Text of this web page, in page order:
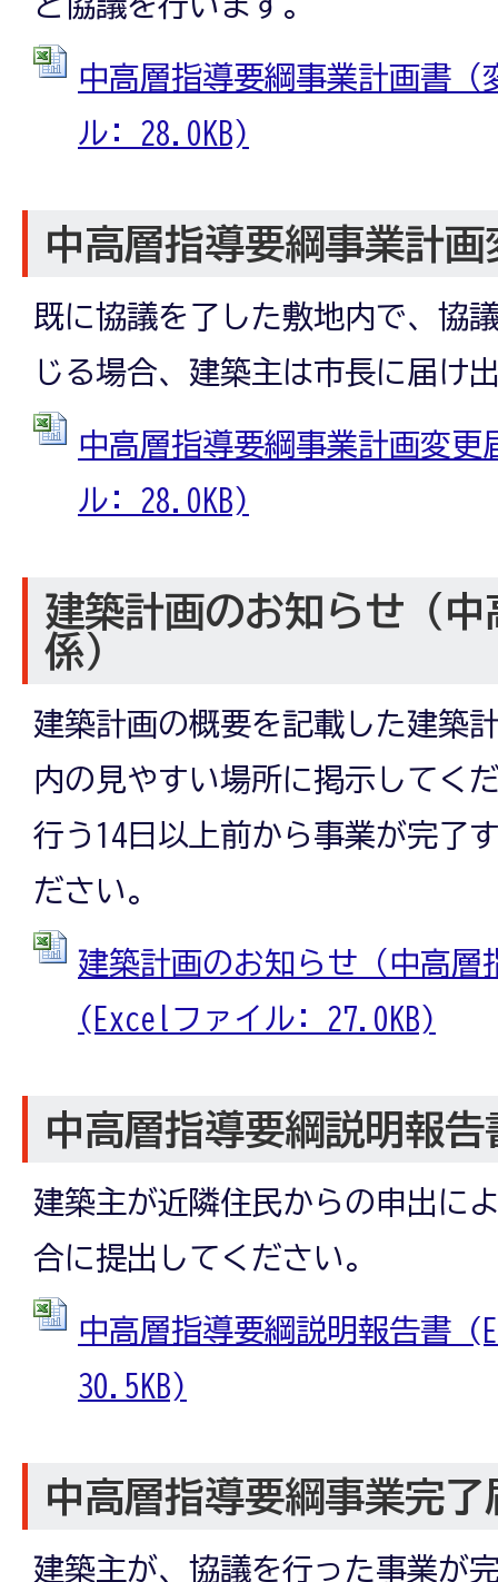
中高層指導要綱事業計画書
ル: 28.0KB)
中高層指導要綱事業計画
既に協議を了した敷地内で、協
じる場合、建築主は市長に届け
中高層指導要綱事業計画変
ル: 28.0KB)
建築計画のお知らせ（
係）
建築計画の概要を記載した建築
内の見やすい場所に掲示してく
行う14日以上前から事業が完了
ださい。
建築計画のお知らせ（中高層
(Excelファイル: 27.0KB)
中高層指導要綱説明報告
建築主が近隣住民からの申出に
合に提出してください。
中高層指導要綱説明報告書
30.5KB)
中高層指導要綱事業完了
建築主が、協議を行った事業が